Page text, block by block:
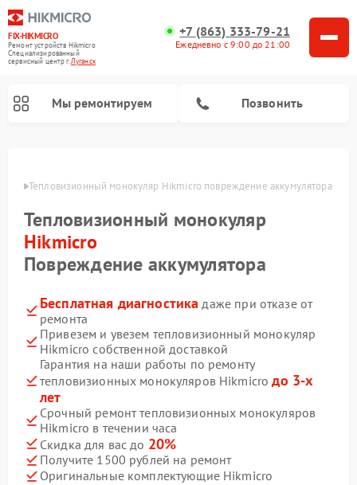
FIX-HIKMICRO
Ремонт устройств Hikmicro
Специализированный
cервисный центр г.Луганск
+7 (863) 333-79-21
Ежедневно с 9:00 до 21:00
Мы ремонтируем Позвонить
Тепловизионный монокуляр Hikmicro повреждение аккумулятора
Тепловизионный монокуляр
Hikmicro
Повреждение аккумулятора
Бесплатная диагностика даже при отказе от
ремонта
Привезем и увезем тепловизионный монокуляр
Hikmicro собственной доставкой
Гарантия на наши работы по ремонту
тепловизионных монокуляров Hikmicroдо 3-х
лет
Срочный ремонт тепловизионных монокуляров
Hikmicro в течении часа
Скидка для вас до 20%
Получите 1500 рублей на ремонт
Оригинальные комплектующие Hikmicro